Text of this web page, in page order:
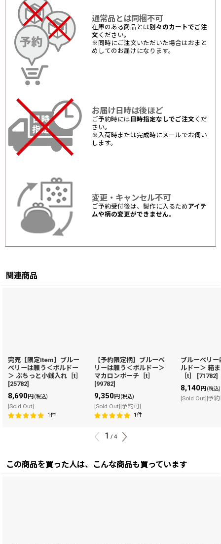
通常品とは同梱不可
在庫のある商品とは別々のカートでご注
文 ください。
※同時にご注文いただいた場合はおまと
めしてのお届けになります。
お届け日時は後ほど
ご予約時には 日時指定なしでご注文 くだ
さい。
※入荷時または完成時にメールでお伺い
します。
変更・キャンセル不可
ご予約受付後は、製作に入るため アイテ
ムや柄の変更ができません。
関連商品
完売【限定Item】ブルー
ベリーは願う＜ボルドー
＞ ぷちっと小銭入れ［t］
[25782]
8,690円(税込)
[Sold Out]
1件
【予約限定柄】ブルーベ
リーは願う＜ボルドー＞
マカロンポーチ［t］
[99782]
9,350円(税込)
[Sold Out][予約可]
1件
ブルーベリ
ルドー＞ 箱
［t］
[71782]
8,140円(税込)
[Sold Out][予
1 / 4
この商品を買った人は、こんな商品も買っています